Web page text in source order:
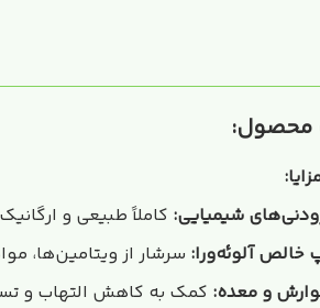
محصول:
شیمیایی: کاملاً طبیعی و ارگانیک
خالص آلوئه‌ورا: سرشار از ویتامین‌ها،
و معده: کمک به کاهش التهاب و